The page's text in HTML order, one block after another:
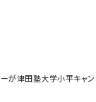
ーが津田塾大学小平キ